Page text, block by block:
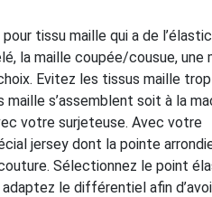
tissu maille qui a de
la maille coupée/cousue, une
Evitez les tissus maille
s’assemblent soit à la
votre surjeteuse. Avec votre
jersey dont la pointe
Sélectionnez le point
le différentiel afin